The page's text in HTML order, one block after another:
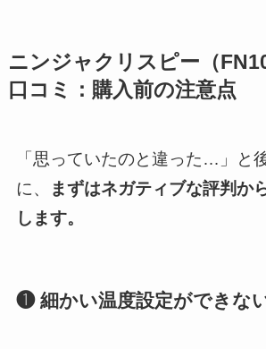
ニンジャクリスピー （
口コミ：購入前の注意点
「思っていたのと違った…」と
に、
まずはネガティブな評判か
します。
❶ 細かい温度設定ができな